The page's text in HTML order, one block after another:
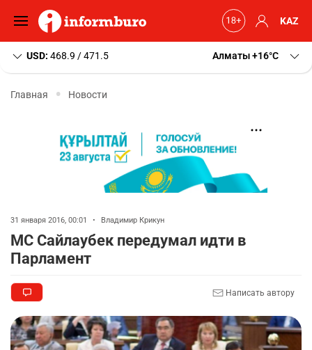
KAZ
USD: 468.9 / 471.5 Алматы+16 C
Главная Новости
31 января 2016, 00:01 • Владимир Крикун
МС Сайлаубек передумал идти в
Парламент
Написать автору